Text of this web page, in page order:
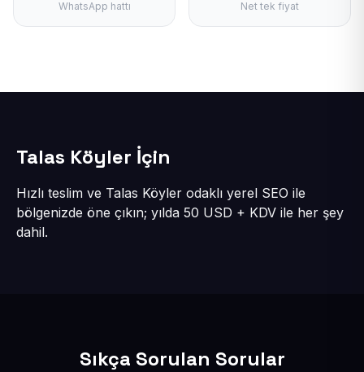
WhatsApp hattı
Net tek fiyat
Talas Köyler İçin
Hızlı teslim ve Talas Köyler odaklı yerel SEO ile
bölgenizde öne çıkın; yılda 50 USD + KDV ile her şey
dahil.
Sıkça Sorulan Sorular